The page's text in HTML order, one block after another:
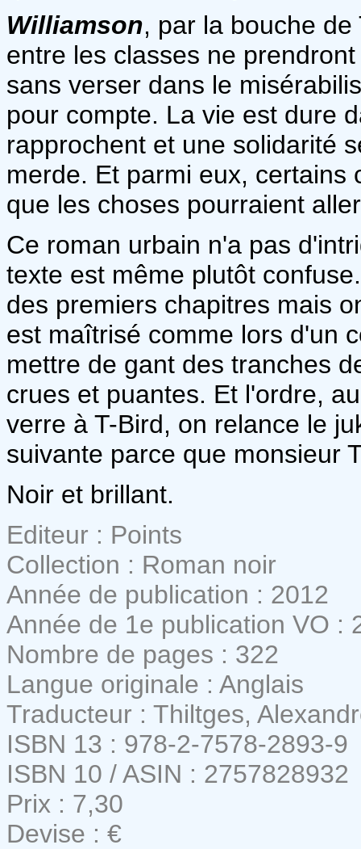
Williamson, par la bouche
entre les classes ne
sans verser dans le
pour compte. La vie est dure
rapprochent et une solidarité
merde. Et parmi eux, certains
que les choses pourraient
Ce roman urbain n'a pas
texte est même plutôt
des premiers chapitres mais
est maîtrisé comme lors d'un
mettre de gant des tranches
crues et puantes. Et l'ordre,
verre à T-Bird, on relance le
suivante parce que monsieur
Noir et brillant.
Editeur : Points
Collection : Roman noir
Année de publication : 2012
Année de 1e publication VO :
Nombre de pages : 322
Langue originale : Anglais
Traducteur : Thiltges,
ISBN 13 : 978-2-7578-2893-9
ISBN 10 / ASIN : 2757828932
Prix : 7,30
Devise : €